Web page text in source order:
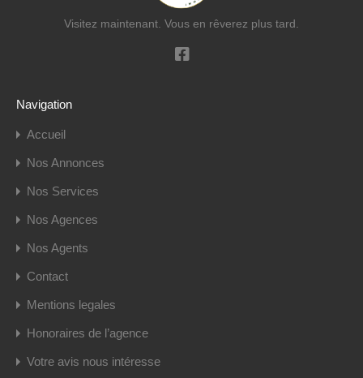
Visitez maintenant. Vous en rêverez plus tard.
Navigation
Accueil
Nos Annonces
Nos Services
Nos Agences
Nos Agents
Contact
Mentions legales
Honoraires de l’agence
Votre avis nous intéresse